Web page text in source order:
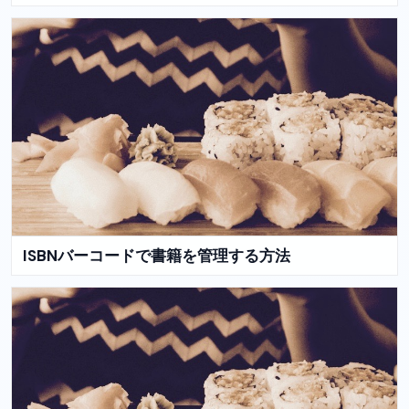
ISBNバーコードで書籍を管理する方法